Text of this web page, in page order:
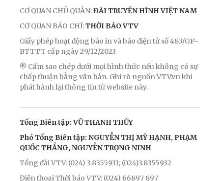
CƠ QUAN CHỦ QUẢN:ĐÀI TRUYỀN HÌNH VIỆT NAM
CƠ QUAN BÁO CHÍ:THỜI BÁO VTV
Giấy phép hoạt động báo in và báo điện tử số 483/GP-
BTTTT cấp ngày 29/12/2023
® Cấm sao chép dưới mọi hình thức nếu không có sự
chấp thuận bằng văn bản. Ghi rõ nguồn VTV.vn khi
phát hành lại thông tin từ website này.
Tổng Biên tập: VŨ THANH THỦY
Phó Tổng Biên tập: NGUYỄN THỊ MỸ HẠNH, PHẠM
QUỐC THẮNG, NGUYỄN TRỌNG NINH
Tổng đài VTV: (024) 3.8355931; (024)3.8355932
Điện thoại Thời báo VTV: (024) 66897 897